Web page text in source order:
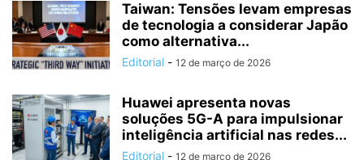
Taiwan: Tensões levam empresas
de tecnologia a considerar Japão
como alternativa...
Editorial - 12 de março de 2026
Huawei apresenta novas
soluções 5G-A para impulsionar
inteligência artificial nas redes...
Editorial - 12 de março de 2026